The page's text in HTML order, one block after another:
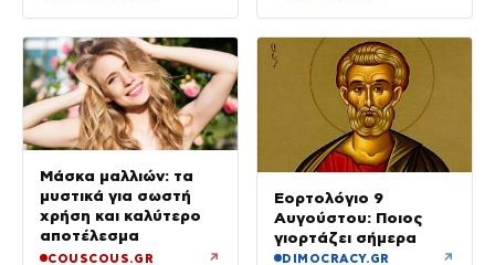
Μάσκα μαλλιών: τα
μυστικά για σωστή
χρήση και καλύτερο
αποτέλεσμα
COUSCOUS.GR ↗
Εορτολόγιο 9
Αυγούστου: Ποιος
γιορτάζει σήμερα
DIMOCRACY.GR ↗